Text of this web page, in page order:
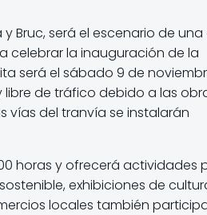
Bruc, será el escenario de
celebrar la inauguración de la
será el sábado 9 de
de tráfico debido a las
vías del tranvía se instalarán
horas y ofrecerá actividades
exhibiciones de
locales también